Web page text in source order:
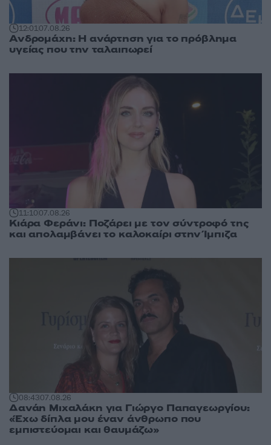
12:0107.08.26
Ανδρομάχη: Η ανάρτηση για το πρόβλημα
υγείας που την ταλαιπωρεί
11:1007.08.26
Κιάρα Φεράνι: Ποζάρει με τον σύντροφό της
και απολαμβάνει το καλοκαίρι στην Ίμπιζα
08:4307.08.26
Δανάη Μιχαλάκη για Γιώργο Παπαγεωργίου:
«Έχω δίπλα μου έναν άνθρωπο που
εμπιστεύομαι και θαυμάζω»